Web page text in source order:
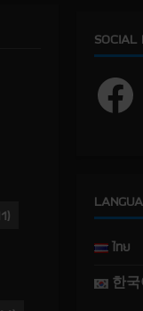
SOCIAL
a
ไทย
한국